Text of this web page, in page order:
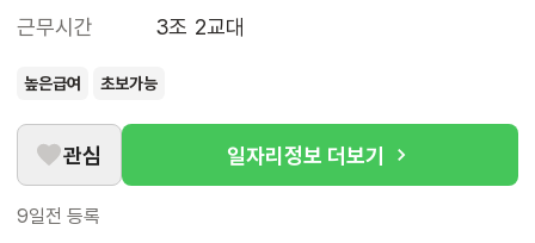
근무시간
3조 2교대
높은급여 초보가능
관심 일자리정보 더보기
9일전 등록